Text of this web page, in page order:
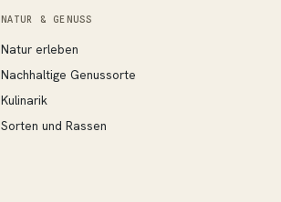
NATUR & GENUSS
Natur erleben
Nachhaltige Genussorte
Kulinarik
Sorten und Rassen